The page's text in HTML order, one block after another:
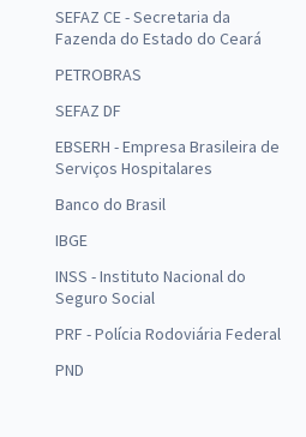
SEFAZ CE - Secretaria da
Fazenda do Estado do Ceará
PETROBRAS
SEFAZ DF
EBSERH - Empresa Brasileira de
Serviços Hospitalares
Banco do Brasil
IBGE
INSS - Instituto Nacional do
Seguro Social
PRF - Polícia Rodoviária Federal
PND